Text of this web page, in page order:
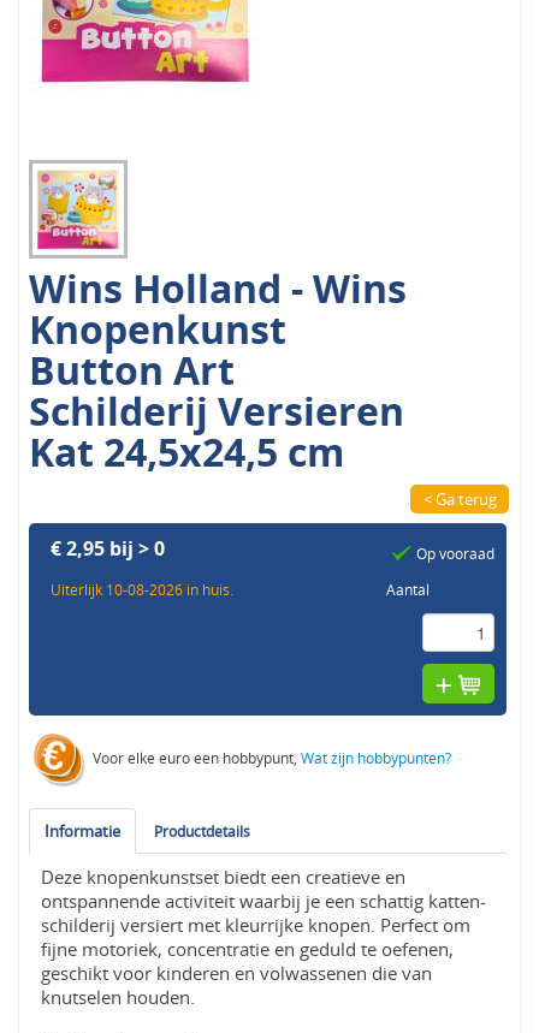
Wins Holland - Wins
Knopenkunst
Button Art
Schilderij Versieren
Kat 24,5x24,5 cm
< Ga terug
€ 2,95 bij > 0
Uiterlijk 10-08-2026 in huis.
Op vooraad
Aantal
Voor elke euro een hobbypunt,Wat zijn hobbypunten?
Informatie Productdetails
Deze knopenkunstset biedt een creatieve en
ontspannende activiteit waarbij je een schattig katten-
schilderij versiert met kleurrijke knopen. Perfect om
fijne motoriek, concentratie en geduld te oefenen,
geschikt voor kinderen en volwassenen die van
knutselen houden.